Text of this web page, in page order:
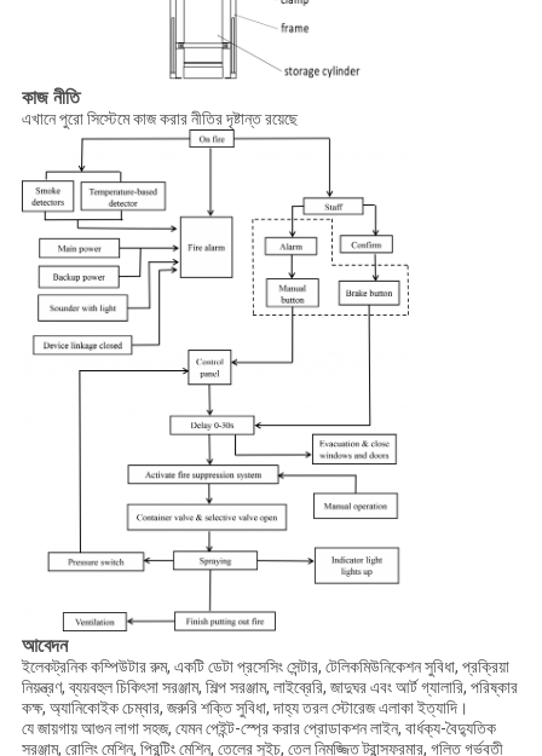
কাজ নীতি
এখানে পুরো সিস্টেমে কাজ করার নীতির দৃষ্টান্ত রয়েছে
আবেদন
ইলেকট্রনিক কম্পিউটার রুম, একটি ডেটা প্রসেসিং সেন্টার, টেলিকমিউনিকেশন সুবিধা, প্রক্রিয়া
নিয়ন্ত্রণ, ব্যয়বহুল চিকিৎসা সরঞ্জাম, শিল্প সরঞ্জাম, লাইব্রেরি, জাদুঘর এবং আর্ট গ্যালারি, পরিষ্কার
কক্ষ, অ্যানিকোইক চেম্বার, জরুরি শক্তি সুবিধা, দাহ্য তরল স্টোরেজ এলাকা ইত্যাদি।
যে জায়গায় আগুন লাগা সহজ, যেমন পেইন্ট-স্প্রে করার প্রোডাকশন লাইন, বার্ধক্য-বৈদ্যুতিক
সরঞ্জাম, রোলিং মেশিন, প্রিন্টিং মেশিন, তেলের সুইচ, তেল নিমজ্জিত ট্রান্সফরমার, গলিত গর্ভবতী